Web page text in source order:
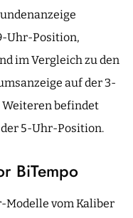
Uhr-Position,
im Vergleich zu den
auf der 3-
befindet
5-Uhr-Position.
BiTempo
-Modelle vom Kaliber